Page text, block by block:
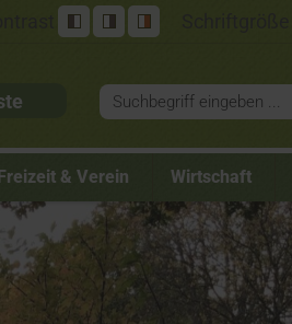
& Verein Wirtschaft